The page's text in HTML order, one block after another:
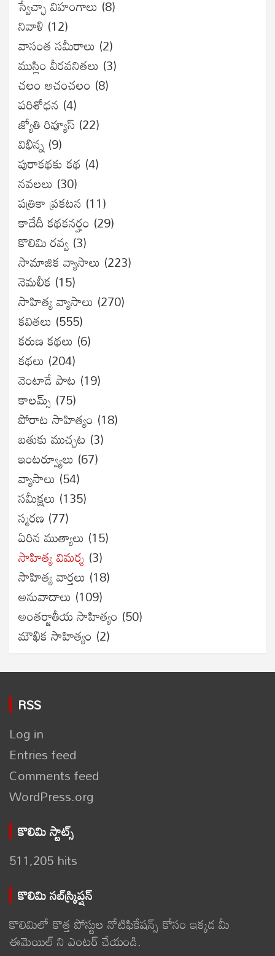
స్వేచ్ఛా విహంగాలు (8)
నివాళి (12)
వాసంత సమీరాలు (2)
ముస్లిం వీరవనితలు (3)
చలం అచంచలం (8)
ప‌రిశోధ‌న‌ (4)
జ్యోతి రివ్యూస్ (22)
విభిన్న (9)
పురాకథకు కథ (4)
నవలలు (30)
పత్రికా ప్రకటన (11)
కాదేదీ కథకనర్హం (29)
కొలిమి రవ్వ (3)
సామాజిక వ్యాసాలు (223)
నెమలీక (15)
సాహిత్య వ్యాసాలు (270)
కవితలు (555)
కరుణ కథలు (6)
కథలు (204)
వెంటాడే పాట (19)
కాలమ్స్ (75)
పోరాట సాహిత్యం (18)
బతుకు ముచ్చట (3)
ఇంటర్వ్యూలు (67)
వ్యాసాలు (54)
సమీక్షలు (135)
స్మరణ (77)
ఏరిన ముత్యాలు (15)
సాహిత్య విమర్శ (3)
సాహిత్య వార్తలు (18)
అనువాదాలు (109)
అంతర్జాతీయ సాహిత్యం (50)
మౌఖిక సాహిత్యం (2)
RSS
Log in
Entries feed
Comments feed
WordPress.org
కొలిమి స్టాట్స్
511,205 hits
కొలిమి సబ్‌స్క్రిప్షన్
కొలిమిలో కొత్త పోస్టుల నోటిఫికేషన్స్ కోసం ఇక్కడ మీ
ఈమెయిల్ ని ఎంటర్ చేయండి.